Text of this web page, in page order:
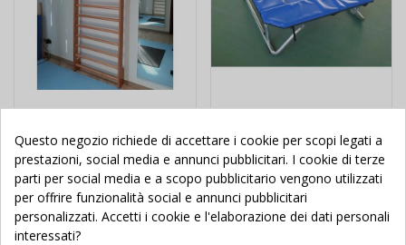
campata montata
378,20 € 371,00 € -7,20 €
inclinabile ginnastica
artistica
990,00 € -62,86 €
Questo negozio richiede di accettare i cookie per scopi legati a
prestazioni, social media e annunci pubblicitari. I cookie di terze
parti per social media e a scopo pubblicitario vengono utilizzati
per offrire funzionalità social e annunci pubblicitari
personalizzati. Accetti i cookie e l'elaborazione dei dati personali
interessati?